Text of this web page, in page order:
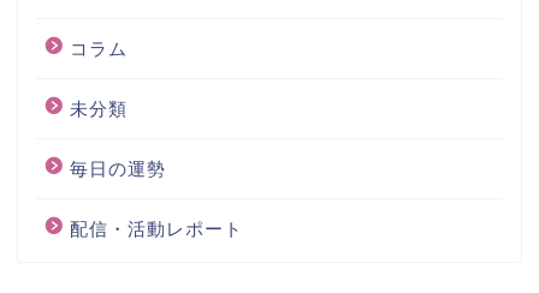
コラム
未分類
毎日の運勢
配信・活動レポート